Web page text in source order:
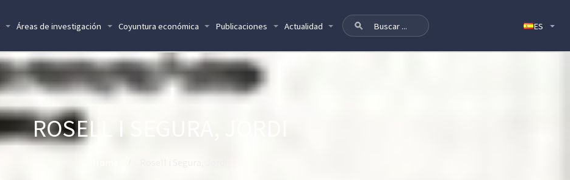
Áreas de investigación Coyuntura económica Publicaciones Actualidad
ROSELL I SEGURA, JORDI